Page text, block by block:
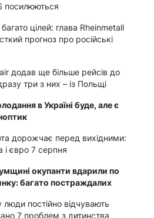
посилюються
цілей: глава Rheinmetall
прогноз про російські
додав ще більше рейсів до
три з них – із Польщі
в Україні буде, але є
дорожчає перед вихідними:
і євро 7 серпня
окупанти вдарили по
багато постраждалих
постійно відчувають
7 проблем з дитинства